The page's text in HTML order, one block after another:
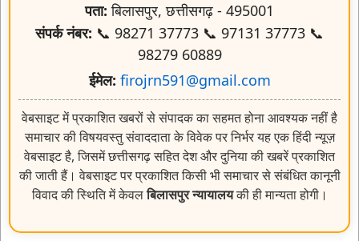
पता: बिलासपुर, छत्तीसगढ़ - 495001
संपर्क नंबर: 📞 98271 37773 📞 97131 37773 📞
98279 60889
ईमेल: firojrn591@gmail.com
वेबसाइट में प्रकाशित खबरों से संपादक का सहमत होना आवश्यक नहीं है
समाचार की विषयवस्तु संवाददाता के विवेक पर निर्भर यह एक हिंदी न्यूज़
वेबसाइट है, जिसमें छत्तीसगढ़ सहित देश और दुनिया की खबरें प्रकाशित
की जाती हैं। वेबसाइट पर प्रकाशित किसी भी समाचार से संबंधित कानूनी
विवाद की स्थिति में केवलबिलासपुर न्यायालयकी ही मान्यता होगी।